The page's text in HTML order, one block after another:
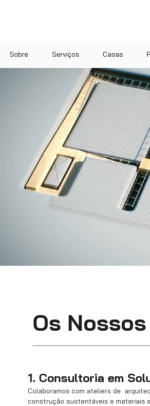
Sobre Serviços Casas
Os
1. Consultoria em
Colaboramos com ateliers de
construção sustentáveis e materiais